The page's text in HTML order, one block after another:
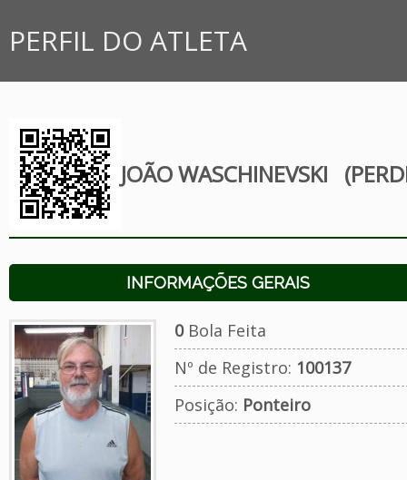
PERFIL DO ATLETA
JOÃO WASCHINEVSKI
INFORMAÇÕES GERAIS
0Bola Feita
Nº de Registro: 100137
Posição: Ponteiro